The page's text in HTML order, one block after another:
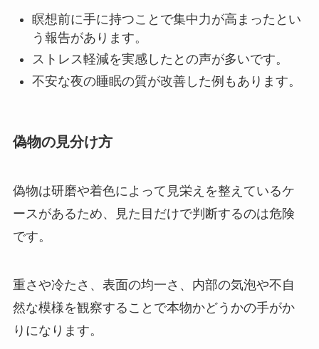
瞑想前に手に持つことで集中力が高まったとい
う報告があります。
ストレス軽減を実感したとの声が多いです。
不安な夜の睡眠の質が改善した例もあります。
偽物の見分け方
偽物は研磨や着色によって見栄えを整えているケ
ースがあるため、見た目だけで判断するのは危険
です。
重さや冷たさ、表面の均一さ、内部の気泡や不自
然な模様を観察することで本物かどうかの手がか
りになります。